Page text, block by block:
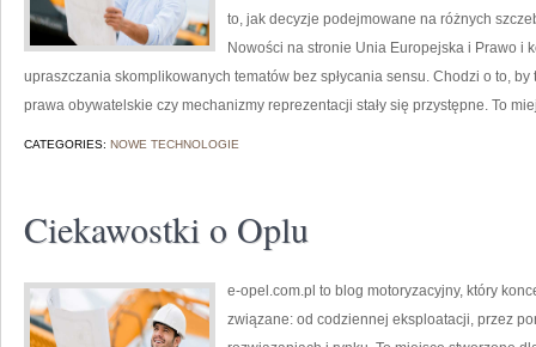
to, jak decyzje podejmowane na różnych
Nowości na stronie Unia Europejska i Prawo i
upraszczania skomplikowanych tematów bez spłycania sensu. Chodzi o to,
prawa obywatelskie czy mechanizmy reprezentacji stały się przystępne. To
CATEGORIES: NOWE TECHNOLOGIE
Ciekawostki o Oplu
e-opel.com.pl to blog motoryzacyjny, który
związane: od codziennej eksploatacji, przez